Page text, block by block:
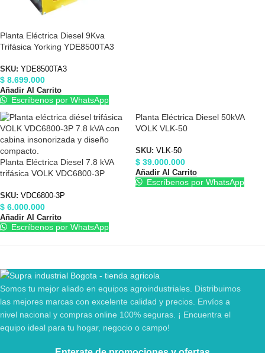
Planta Eléctrica Diesel 9Kva
Trifásica Yorking YDE8500TA3
SKU: YDE8500TA3
$ 8.699.000
Añadir Al Carrito
Escríbenos por WhatsApp
Planta Eléctrica Diesel 7.8 kVA
trifásica VOLK VDC6800-3P
SKU: VDC6800-3P
$ 6.000.000
Añadir Al Carrito
Escríbenos por WhatsApp
Planta Eléctrica Diesel 50kVA
VOLK VLK-50
SKU: VLK-50
$ 39.000.000
Añadir Al Carrito
Escríbenos por WhatsApp
Somos tu mejor aliado en equipos agroindustriales. Distribuimos
las mejores marcas con excelente calidad y precios. Envíos a
nivel nacional y compras online 100% seguras. ¡ Encuentra el
equipo ideal para tu hogar, negocio o campo!